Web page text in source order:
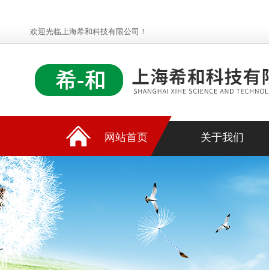
欢迎光临上海希和科技有限公司！
网站首页 关于我们